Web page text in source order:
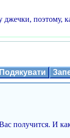
поэтому,
Подякувати
получится. И